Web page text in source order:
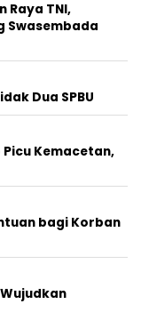
Raya TNI,
Swasembada
Dua SPBU
Kemacetan,
bagi Korban